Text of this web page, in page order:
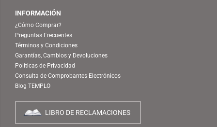
INFORMACIÓN
¿Cómo Comprar?
Preguntas Frecuentes
Términos y Condiciones
Garantías, Cambios y Devoluciones
Políticas de Privacidad
Consulta de Comprobantes Electrónicos
Blog TEMPLO
LIBRO DE RECLAMACIONES